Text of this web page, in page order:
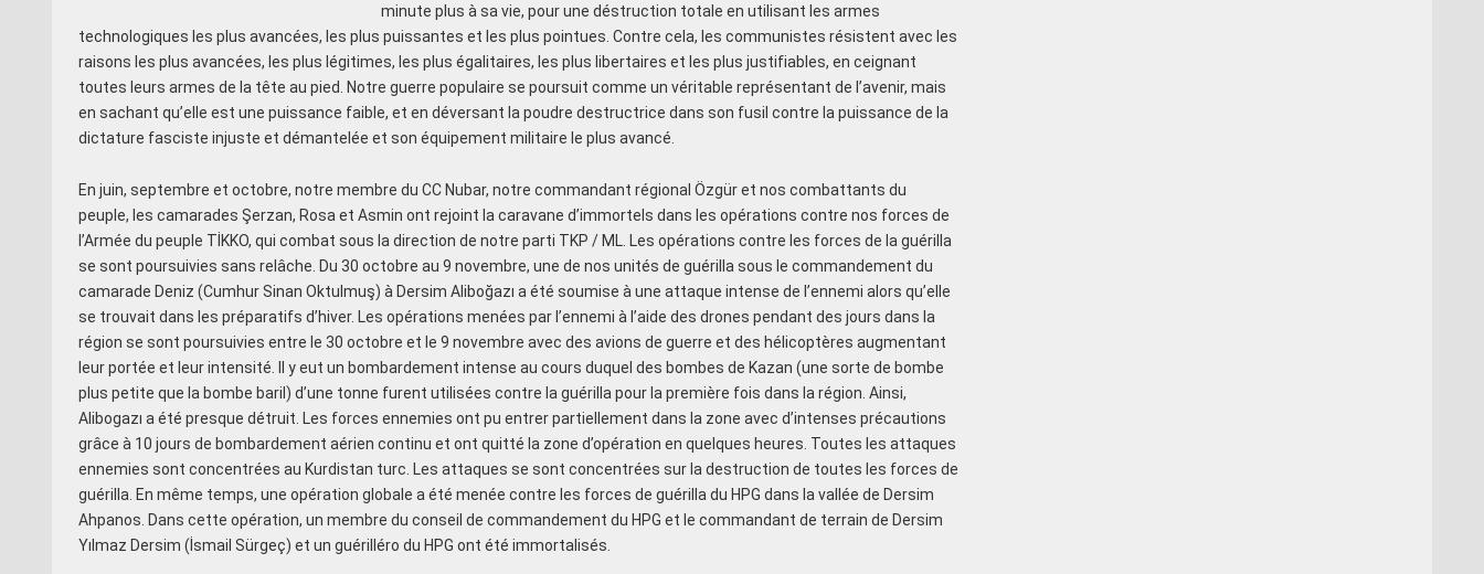
minute plus à sa vie, pour une déstruction totale en utilisant les armes
technologiques les plus avancées, les plus puissantes et les plus pointues. Contre cela, les communistes résistent avec les
raisons les plus avancées, les plus légitimes, les plus égalitaires, les plus libertaires et les plus justifiables, en ceignant
toutes leurs armes de la tête au pied. Notre guerre populaire se poursuit comme un véritable représentant de l’avenir, mais
en sachant qu’elle est une puissance faible, et en déversant la poudre destructrice dans son fusil contre la puissance de la
dictature fasciste injuste et démantelée et son équipement militaire le plus avancé.
En juin, septembre et octobre, notre membre du CC Nubar, notre commandant régional Özgür et nos combattants du
peuple, les camarades Şerzan, Rosa et Asmin ont rejoint la caravane d’immortels dans les opérations contre nos forces de
l’Armée du peuple TİKKO, qui combat sous la direction de notre parti TKP / ML. Les opérations contre les forces de la guérilla
se sont poursuivies sans relâche. Du 30 octobre au 9 novembre, une de nos unités de guérilla sous le commandement du
camarade Deniz (Cumhur Sinan Oktulmuş) à Dersim Aliboğazı a été soumise à une attaque intense de l’ennemi alors qu’elle
se trouvait dans les préparatifs d’hiver. Les opérations menées par l’ennemi à l’aide des drones pendant des jours dans la
région se sont poursuivies entre le 30 octobre et le 9 novembre avec des avions de guerre et des hélicoptères augmentant
leur portée et leur intensité. Il y eut un bombardement intense au cours duquel des bombes de Kazan (une sorte de bombe
plus petite que la bombe baril) d’une tonne furent utilisées contre la guérilla pour la première fois dans la région. Ainsi,
Alibogazı a été presque détruit. Les forces ennemies ont pu entrer partiellement dans la zone avec d’intenses précautions
grâce à 10 jours de bombardement aérien continu et ont quitté la zone d’opération en quelques heures. Toutes les attaques
ennemies sont concentrées au Kurdistan turc. Les attaques se sont concentrées sur la destruction de toutes les forces de
guérilla. En même temps, une opération globale a été menée contre les forces de guérilla du HPG dans la vallée de Dersim
Ahpanos. Dans cette opération, un membre du conseil de commandement du HPG et le commandant de terrain de Dersim
Yılmaz Dersim (İsmail Sürgeç) et un guérilléro du HPG ont été immortalisés.